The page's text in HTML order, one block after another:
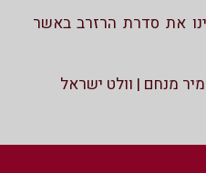
את סדרת הרזרב באשר
מנחם | וולט ישראל